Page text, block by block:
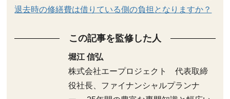
退去時の修繕費は借りている側の負担となりますか？
この記事を監修した人
堀江 信弘
株式会社エープロジェクト 代表取締
役社長、ファイナンシャルプランナ